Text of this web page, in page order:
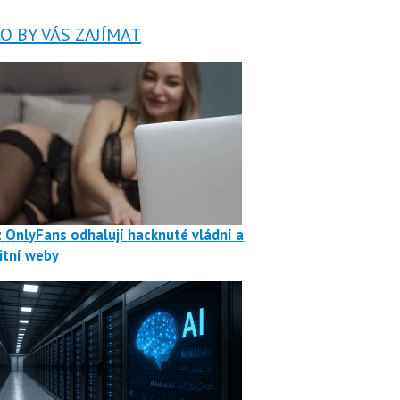
BY VÁS ZAJÍMAT
OnlyFans odhalují hacknuté vládní a
weby